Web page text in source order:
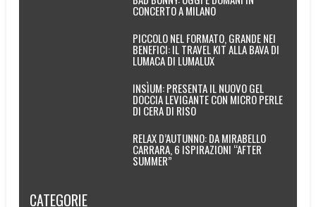
CONCERTO A MILANO
PICCOLO NEL FORMATO, GRANDE NEI
BENEFICI: IL TRAVEL KIT ALLA BAVA DI
LUMACA DI LUMALUX
INSÌUM: PRESENTA IL NUOVO GEL
DOCCIA LEVIGANTE CON MICRO PERLE
DI CERA DI RISO
RELAX D’AUTUNNO: DA MIRABELLO
CARRARA, 6 ISPIRAZIONI “AFTER
SUMMER”
CATEGORIE